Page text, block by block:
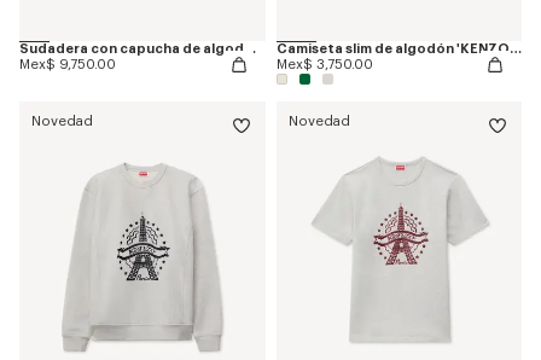
Sudadera con capucha de algodón 'KENZO Eiffel Tower Design'
Mex$ 9,750.00
Camiseta slim de algodón 'KENZO Eiffel Tower Design'
Mex$ 3,750.00
Novedad Novedad